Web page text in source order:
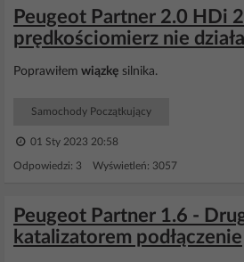
Peugeot Partner 2.0 HDi
prędkościomierz nie działa
Poprawiłem wiązkę silnika.
Samochody Początkujący
01 Sty 2023 20:58
Odpowiedzi: 3 Wyświetleń: 3057
Peugeot Partner 1.6 -
katalizatorem podłączenie